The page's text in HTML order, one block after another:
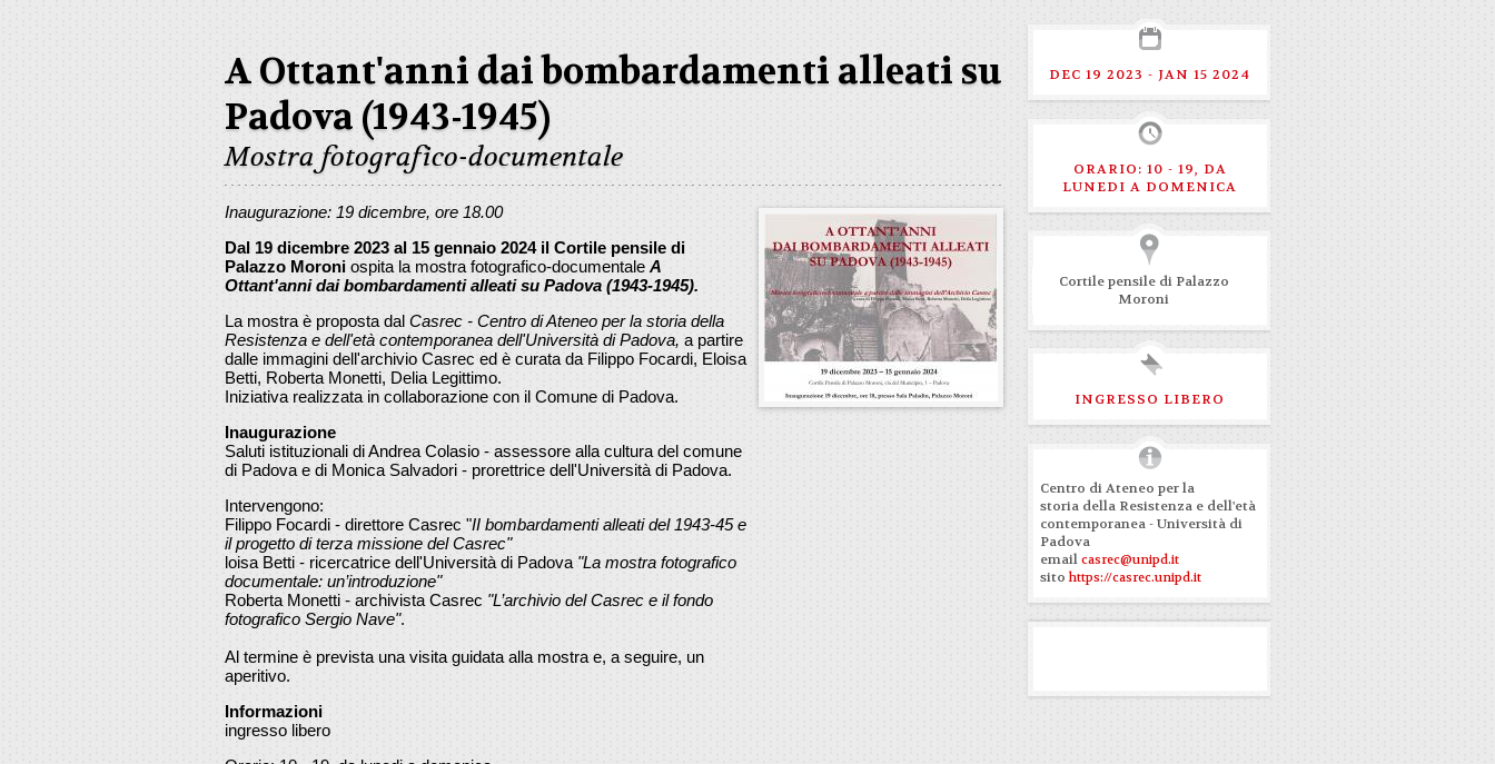
A Ottant'anni dai bombardamenti alleati su
Padova (1943-1945)
Mostra fotografico-documentale
Inaugurazione: 19 dicembre, ore 18.00
Dal 19 dicembre 2023 al 15 gennaio 2024 il Cortile pensile di
Palazzo Moroni ospita la mostra fotografico-documentale A
Ottant'anni dai bombardamenti alleati su Padova (1943-1945).
La mostra è proposta dal Casrec - Centro di Ateneo per la storia della
Resistenza e dell'età contemporanea dell'Università di Padova, a partire
dalle immagini dell'archivio Casrec ed è curata da Filippo Focardi, Eloisa
Betti, Roberta Monetti, Delia Legittimo.
Iniziativa realizzata in collaborazione con il Comune di Padova.
Inaugurazione
Saluti istituzionali di Andrea Colasio - assessore alla cultura del comune
di Padova e di Monica Salvadori - prorettrice dell'Università di Padova.
Intervengono:
Filippo Focardi - direttore Casrec "II bombardamenti alleati del 1943-45 e
il progetto di terza missione del Casrec"
loisa Betti - ricercatrice dell'Università di Padova "La mostra fotografico
documentale: un’introduzione"
Roberta Monetti - archivista Casrec "L’archivio del Casrec e il fondo
fotografico Sergio Nave".
Al termine è prevista una visita guidata alla mostra e, a seguire, un
aperitivo.
Informazioni
ingresso libero
DEC 19 2023 - JAN 15 2024
ORARIO: 10 - 19, DA
LUNEDI A DOMENICA
Cortile pensile di Palazzo
Moroni
INGRESSO LIBERO
Centro di Ateneo per la
storia della Resistenza e dell'età
contemporanea - Università di
Padova
email casrec@unipd.it
sitohttps://casrec.unipd.it